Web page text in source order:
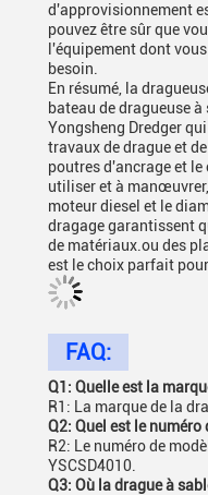
d'approvisionnement
pouvez être sûr que
l'équipement dont
besoin.
En résumé, la
bateau de dragueuse
Yongsheng Dredger
travaux de drague et
poutres d'ancrage et
utiliser et à
moteur diesel et le
dragage garantissent
de matériaux.ou des
est le choix parfait
FAQ:
Q1: Quelle est la
R1: La marque de la
Q2: Quel est le numéro
R2: Le numéro de
YSCSD4010.
Q3: Où la drague à